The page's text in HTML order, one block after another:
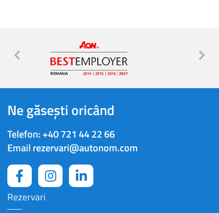
Ne găsești oricând
Telefon:+40 721 44 22 66
Emailrezervari@autonom.com
Rezervari